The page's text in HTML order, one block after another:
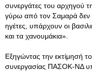
συνεργάτες του αρχηγού
γύρω από τον Σαμαρά
ηγέτες, υπάρχουν οι
και τα χανουμάκια».
Εξηγώντας την εκτίμησή
συνεργασίας ΠΑΣΟΚ-ΝΔ